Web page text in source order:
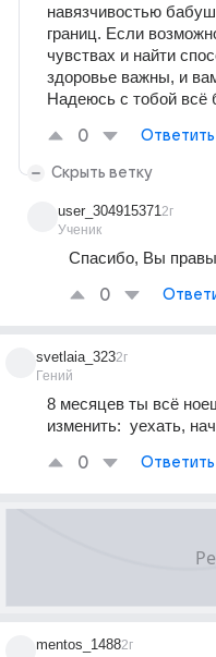
навязчивостью
границ. Если
чувствах и найти
здоровье важны, и
Надеюсь с тобой всё
0 Ответить
Скрыть ветку
user_304915371
Ученик
2г
Спасибо, Вы правы
0
svetlaia_323
Гений
2г
8 месяцев ты всё
изменить:  уехать,
0 Ответить
mentos_14882г